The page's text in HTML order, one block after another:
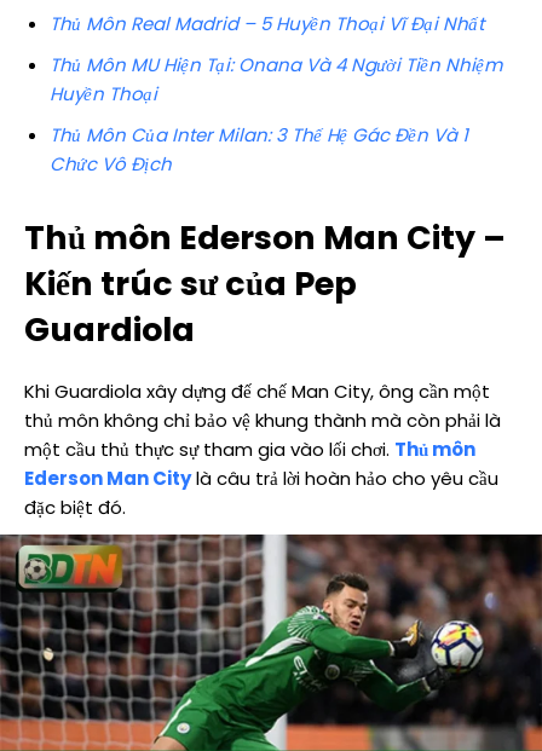
Thủ Môn Real Madrid – 5 Huyền Thoại Vĩ Đại Nhất
Thủ Môn MU Hiện Tại: Onana Và 4 Người Tiền Nhiệm
Huyền Thoại
Thủ Môn Của Inter Milan: 3 Thế Hệ Gác Đền Và 1
Chức Vô Địch
Thủ môn Ederson Man City –
Kiến trúc sư của Pep
Guardiola
Khi Guardiola xây dựng đế chế Man City, ông cần một
thủ môn không chỉ bảo vệ khung thành mà còn phải là
một cầu thủ thực sự tham gia vào lối chơi. Thủ môn
Ederson Man Citylà câu trả lời hoàn hảo cho yêu cầu
đặc biệt đó.